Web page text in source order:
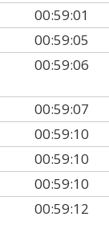
00:59:01
00:59:05
00:59:06
00:59:07
00:59:10
00:59:10
00:59:10
00:59:12